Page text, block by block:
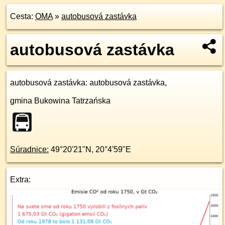
Cesta: OMA» autobusová zastávka
autobusová zastávka
autobusová zastávka: autobusová zastávka,
gmina Bukowina Tatrzańska
Súradnice: 49°20'21"N , 20°4'59"E
Extra: